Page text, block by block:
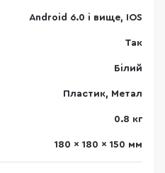
Android 6.0 і вище, IOS
Так
Білий
Пластик, Метал
0.8 кг
180 x 180 x 150 мм